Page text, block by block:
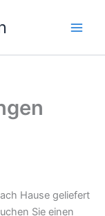
Hause geliefert
Sie einen